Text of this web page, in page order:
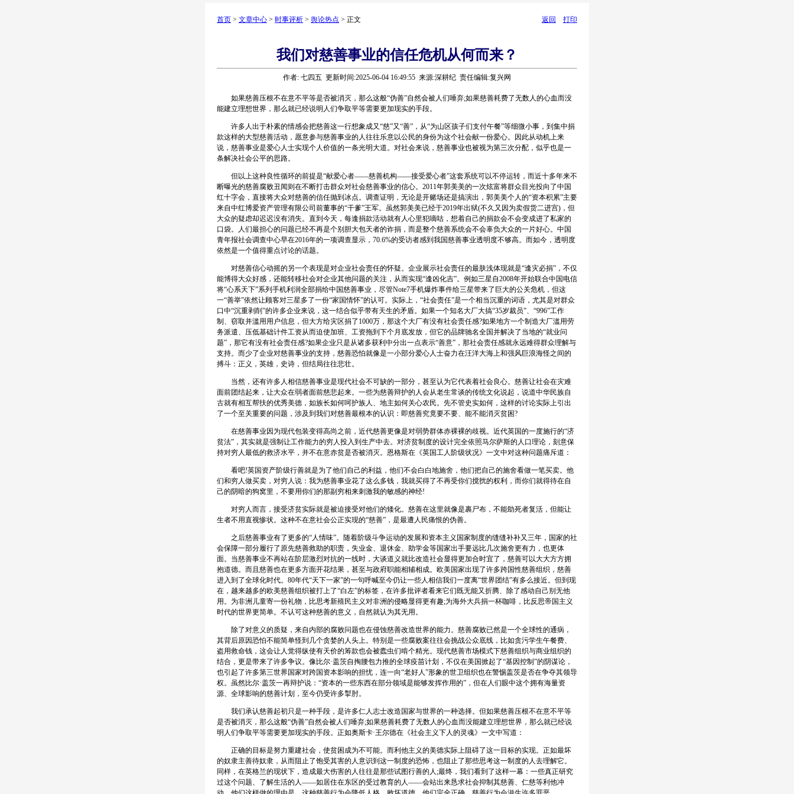
首页 > 文章中心 > 时事评析 > 舆论热点 > 正文 返回 打印
我们对慈善事业的信任危机从何而来？
作者: 七四五 更新时间:2025-06-04 16:49:55 来源:深耕纪 责任编辑:复兴网
如果慈善压根不在意不平等是否被消灭，那么这般“伪善”自然会被人们唾弃;如果慈善耗费了无数人的心血而没
能建立理想世界，那么就已经说明人们争取平等需要更加现实的手段。
许多人出于朴素的情感会把慈善这一行想象成又“慈”又“善”，从“为山区孩子们支付午餐”等细微小事，到集中捐
款这样的大型慈善活动，愿意参与慈善事业的人往往乐意以公民的身份为这个社会献一份爱心。因此从动机上来
说，慈善事业是爱心人士实现个人价值的一条光明大道。对社会来说，慈善事业也被视为第三次分配，似乎也是一
条解决社会公平的思路。
但以上这种良性循环的前提是“献爱心者——慈善机构——接受爱心者”这套系统可以不停运转，而近十多年来不
断曝光的慈善腐败丑闻则在不断打击群众对社会慈善事业的信心。2011年郭美美的一次炫富将群众目光投向了中国
红十字会，直接将大众对慈善的信任抛到冰点。调查证明，无论是开赌场还是搞演出，郭美美个人的“资本积累”主要
来自中红博爱资产管理有限公司前董事的“干爹”王军。虽然郭美美已经于2019年出狱(不久又因为卖假货二进宫)，但
大众的疑虑却迟迟没有消失。直到今天，每逢捐款活动就有人心里犯嘀咕，想着自己的捐款会不会变成进了私家的
口袋。人们最担心的问题已经不再是个别胆大包天者的诈捐，而是整个慈善系统会不会辜负大众的一片好心。中国
青年报社会调查中心早在2016年的一项调查显示，70.6%的受访者感到我国慈善事业透明度不够高。而如今，透明度
依然是一个值得重点讨论的话题。
对慈善信心动摇的另一个表现是对企业社会责任的怀疑。企业展示社会责任的最肤浅体现就是“逢灾必捐”，不仅
能博得大众好感，还能转移社会对企业其他问题的关注，从而实现“逢凶化吉”。例如三星自2008年开始联合中国电信
将“心系天下”系列手机利润全部捐给中国慈善事业，尽管Note7手机爆炸事件给三星带来了巨大的公关危机，但这
一“善举”依然让顾客对三星多了一份“家国情怀”的认可。实际上，“社会责任”是一个相当沉重的词语，尤其是对群众
口中“沉重剥削”的许多企业来说，这一结合似乎带有天生的矛盾。如果一个知名大厂大搞“35岁裁员”、“996”工作
制、窃取并滥用用户信息，但大方给灾区捐了1000万，那这个大厂有没有社会责任感?如果地方一个制造大厂滥用劳
务派遣、压低基础计件工资从而迫使加班、工资拖到下个月底发放，但它的品牌驰名全国并解决了当地的“就业问
题”，那它有没有社会责任感?如果企业只是从诸多获利中分出一点表示“善意”，那社会责任感就永远难得群众理解与
支持。而少了企业对慈善事业的支持，慈善恐怕就像是一小部分爱心人士奋力在汪洋大海上和强风巨浪海怪之间的
搏斗：正义，英雄，史诗，但结局往往悲壮。
当然，还有许多人相信慈善事业是现代社会不可缺的一部分，甚至认为它代表着社会良心。慈善让社会在灾难
面前团结起来，让大众在弱者面前慈悲起来。一些为慈善辩护的人会从老生常谈的传统文化说起，说道中华民族自
古就有相互帮扶的优秀美德，如族长如何呵护族人、地主如何关心农民。先不管史实如何，这样的讨论实际上引出
了一个至关重要的问题，涉及到我们对慈善最根本的认识：即慈善究竟要不要、能不能消灭贫困?
在慈善事业因为现代包装变得高尚之前，近代慈善更像是对弱势群体赤裸裸的歧视。近代英国的一度施行的“济
贫法”，其实就是强制让工作能力的穷人投入到生产中去。对济贫制度的设计完全依照马尔萨斯的人口理论，刻意保
持对穷人最低的救济水平，并不在意赤贫是否被消灭。恩格斯在《英国工人阶级状况》一文中对这种问题痛斥道：
看吧!英国资产阶级行善就是为了他们自己的利益，他们不会白白地施舍，他们把自己的施舍看做一笔买卖。他
们和穷人做买卖，对穷人说：我为慈善事业花了这么多钱，我就买得了不再受你们搅扰的权利，而你们就得待在自
己的阴暗的狗窝里，不要用你们的那副穷相来刺激我的敏感的神经!
对穷人而言，接受济贫实际就是被迫接受对他们的矮化。慈善在这里就像是裹尸布，不能助死者复活，但能让
生者不用直视惨状。这种不在意社会公正实现的“慈善”，是最遭人民痛恨的伪善。
之后慈善事业有了更多的“人情味”。随着阶级斗争运动的发展和资本主义国家制度的缝缝补补又三年，国家的社
会保障一部分履行了原先慈善救助的职责，失业金、退休金、助学金等国家出手要远比几次施舍更有力，也更体
面。当慈善事业不再站在阶层激烈对抗的一线时，大谈道义就比改造社会显得更加合时宜了，慈善可以大大方方拥
抱道德。而且慈善也在更多方面开花结果，甚至与政府职能相辅相成。欧美国家出现了许多跨国性慈善组织，慈善
进入到了全球化时代。80年代“天下一家”的一句呼喊至今仍让一些人相信我们一度离“世界团结”有多么接近。但到现
在，越来越多的欧美慈善组织被打上了“白左”的标签，在许多批评者看来它们既无能又折腾、除了感动自己别无他
用。为非洲儿童寄一份礼物，比思考新殖民主义对非洲的侵略显得更有趣;为海外大兵捐一杯咖啡，比反思帝国主义
时代的世界更简单。不认可这种慈善的意义，自然就认为其无用。
除了对意义的质疑，来自内部的腐败问题也在侵蚀慈善改造世界的能力。慈善腐败已然是一个全球性的通病，
其背后原因恐怕不能简单怪到几个贪婪的人头上。特别是一些腐败案往往会挑战公众底线，比如贪污学生午餐费、
盗用救命钱，这会让人觉得纵使有天价的筹款也会被蠹虫们啃个精光。现代慈善市场模式下慈善组织与商业组织的
结合，更是带来了许多争议。像比尔·盖茨自掏腰包力推的全球疫苗计划，不仅在美国掀起了“基因控制”的阴谋论，
也引起了许多第三世界国家对跨国资本影响的担忧，连一向“老好人”形象的世卫组织也在警惕盖茨是否在争夺其领导
权。虽然比尔·盖茨一再辩护说：“资本的一些东西在部分领域是能够发挥作用的”，但在人们眼中这个拥有海量资
源、全球影响的慈善计划，至今仍受许多掣肘。
我们承认慈善起初只是一种手段，是许多仁人志士改造国家与世界的一种选择。但如果慈善压根不在意不平等
是否被消灭，那么这般“伪善”自然会被人们唾弃;如果慈善耗费了无数人的心血而没能建立理想世界，那么就已经说
明人们争取平等需要更加现实的手段。正如奥斯卡·王尔德在《社会主义下人的灵魂》一文中写道：
正确的目标是努力重建社会，使贫困成为不可能。而利他主义的美德实际上阻碍了这一目标的实现。正如最坏
的奴隶主善待奴隶，从而阻止了饱受其害的人意识到这一制度的恐怖，也阻止了那些思考这一制度的人去理解它。
同样，在英格兰的现状下，造成最大伤害的人往往是那些试图行善的人;最终，我们看到了这样一幕：一些真正研究
过这个问题、了解生活的人——如居住在东区的受过教育的人——会站出来恳求社会抑制其慈善、仁慈等利他冲